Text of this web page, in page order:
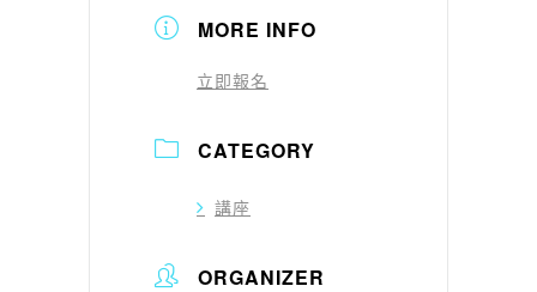
MORE INFO
立即報名
CATEGORY
講座
ORGANIZER